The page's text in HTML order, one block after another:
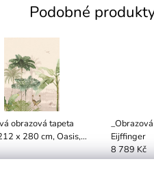
Podobné
obrazová tapeta
x 280 cm, Oasis,
x 53 cm x 280 cm)
Eijffinger
8 789 Kč